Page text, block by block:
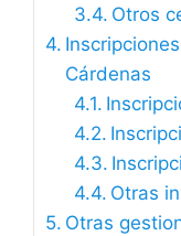
Otros
Cárdenas
Otras
Otras